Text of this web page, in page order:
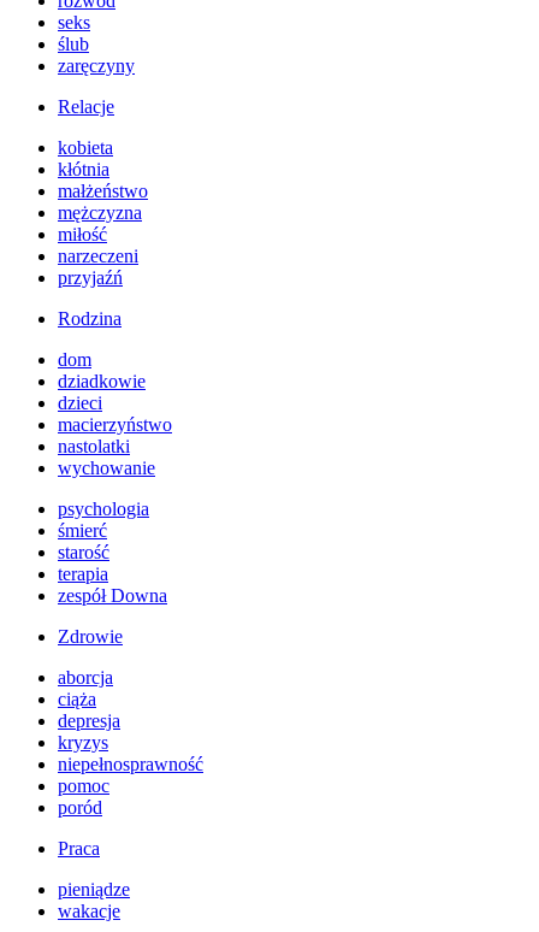
seks
ślub
zaręczyny
Relacje
kobieta
kłótnia
małżeństwo
mężczyzna
miłość
narzeczeni
przyjaźń
Rodzina
dom
dziadkowie
dzieci
macierzyństwo
nastolatki
wychowanie
psychologia
śmierć
starość
terapia
zespół Downa
Zdrowie
aborcja
ciąża
depresja
kryzys
niepełnosprawność
pomoc
poród
Praca
pieniądze
wakacje